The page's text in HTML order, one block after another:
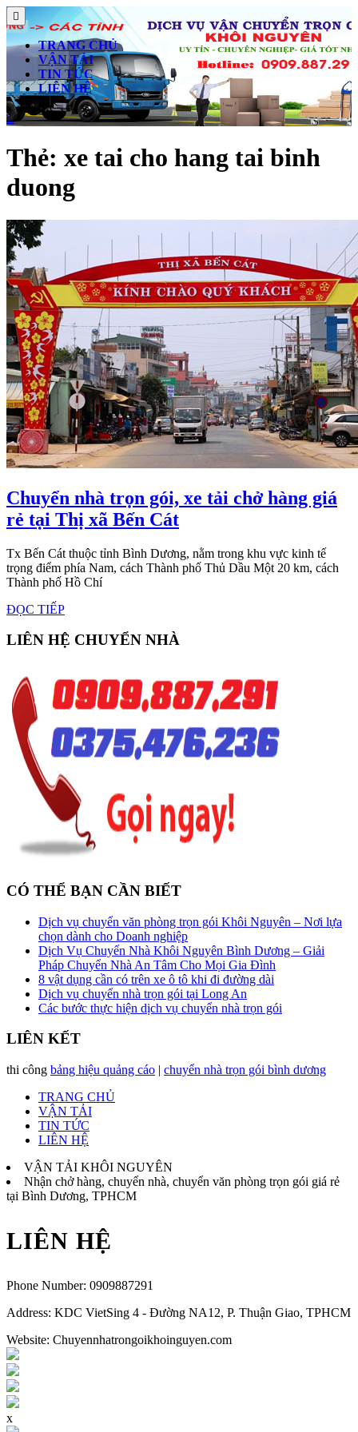
Skip
to
content
Skip
content
Button
TRANG CHỦ
VẬN TẢI
TIN TỨC
LIÊN HỆ
Close
Button
Thẻ: xe tai cho hang tai binh
duong
Chuyển nhà trọn gói, xe tải chở hàng giá
rẻ tại Thị xã Bến CátChuyển
trọn
chở
giá
rẻ
tại
Thị
Bến
Cát
Tx Bến Cát thuộc tỉnh Bình Dương, nằm trong khu vực kinh tế
trọng điểm phía Nam, cách Thành phố Thủ Dầu Một 20 km, cách
Thành phố Hồ Chí
ĐỌC TIẾPĐỌC
LIÊN HỆ CHUYỂN NHÀ
CÓ THỂ BẠN CẦN BIẾT
Dịch vụ chuyển văn phòng trọn gói Khôi Nguyên – Nơi lựa
chọn dành cho Doanh nghiệp
Dịch Vụ Chuyển Nhà Khôi Nguyên Bình Dương – Giải
Pháp Chuyển Nhà An Tâm Cho Mọi Gia Đình
8 vật dụng cần có trên xe ô tô khi đi đường dài
Dịch vụ chuyển nhà trọn gói tại Long An
Các bước thực hiện dịch vụ chuyển nhà trọn gói
LIÊN KẾT
thi công bảng hiệu quảng cáo | chuyển nhà trọn gói bình dương
TRANG CHỦ
VẬN TẢI
TIN TỨC
LIÊN HỆ
VẬN TẢI KHÔI NGUYÊN
Nhận chở hàng, chuyển nhà, chuyển văn phòng trọn gói giá rẻ
tại Bình Dương, TPHCM
LIÊN HỆ
Phone Number: 0909887291
Address: KDC VietSing 4 - Đường NA12, P. Thuận Giao, TPHCM
Website: Chuyennhatrongoikhoinguyen.com
x